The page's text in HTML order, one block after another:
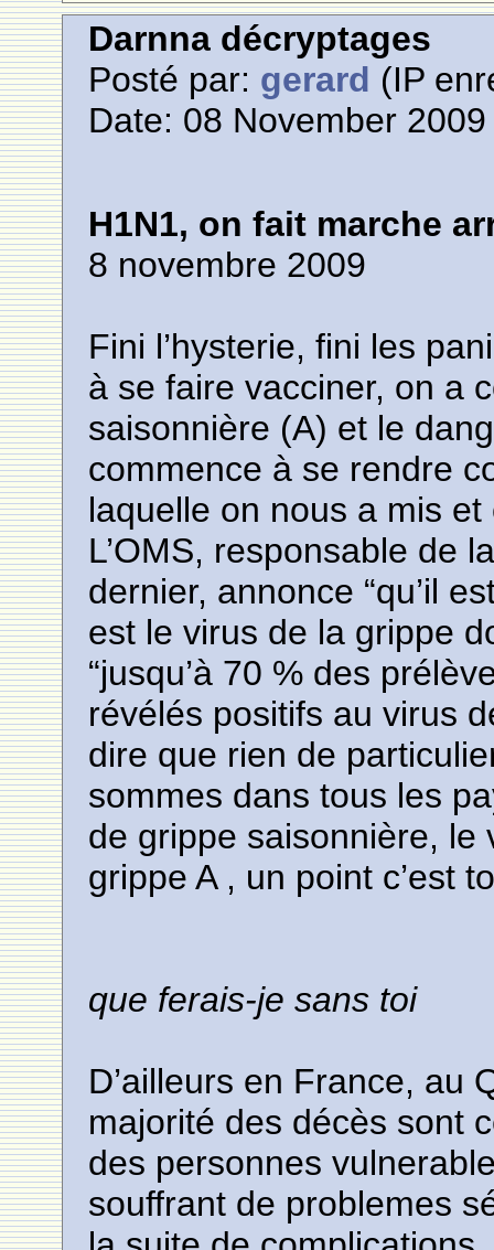
Darnna décryptages
Posté par: gerard (IP
Date: 08 November
H1N1, on fait marche
8 novembre 2009
Fini l’hysterie, fini les
à se faire vacciner, on a
saisonnière (A) et le
commence à se rendre
laquelle on nous a mis
L’OMS, responsable de
dernier, annonce “qu’il
est le virus de la grippe
“jusqu’à 70 % des
révélés positifs au virus
dire que rien de
sommes dans tous les
de grippe saisonnière, le
grippe A , un point c’est
que ferais-je sans toi
D’ailleurs en France, au
majorité des décès sont
des personnes
souffrant de problemes